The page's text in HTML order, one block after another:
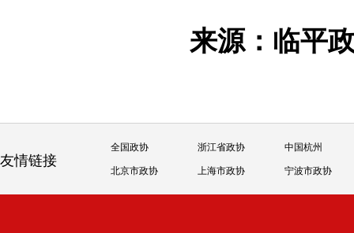
来源：临
友情链接
全国政协 浙江省政协 中国杭州
北京市政协 上海市政协 宁波市政协